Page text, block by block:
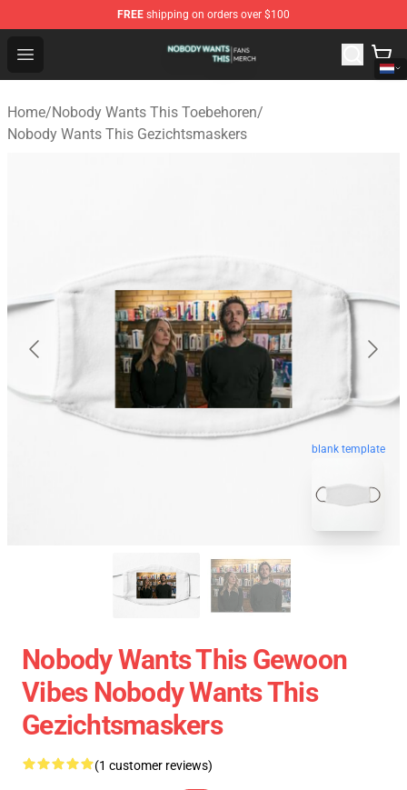
FREE shipping on orders over $100
Open menu
Nobody Wants This Shop - Official Nobody Wants This
Home/Nobody Wants This Toebehoren/
Nobody Wants This Gezichtsmaskers
blank template
Nobody Wants This Gewoon
Vibes Nobody Wants This
Gezichtsmaskers
(1 customer reviews)